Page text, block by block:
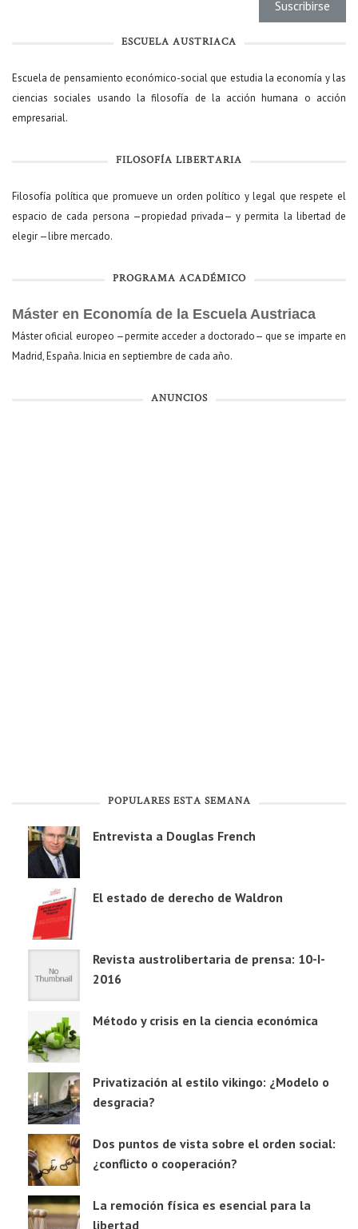
ESCUELA AUSTRIACA
Escuela de pensamiento económico-social que estudia la economía y las
ciencias sociales usando la filosofía de la acción humana o acción
empresarial.
FILOSOFÍA LIBERTARIA
Filosofía política que promueve un orden político y legal que respete el
espacio de cada persona —propiedad privada— y permita la libertad de
elegir —libre mercado.
PROGRAMA ACADÉMICO
Máster en Economía de la Escuela Austriaca
Máster oficial europeo —permite acceder a doctorado— que se imparte en
Madrid, España. Inicia en septiembre de cada año.
ANUNCIOS
POPULARES ESTA SEMANA
Entrevista a Douglas French
El estado de derecho de Waldron
Revista austrolibertaria de prensa: 10-I-
2016
Método y crisis en la ciencia económica
Privatización al estilo vikingo: ¿Modelo o
desgracia?
Dos puntos de vista sobre el orden social:
¿conflicto o cooperación?
La remoción física es esencial para la
libertad